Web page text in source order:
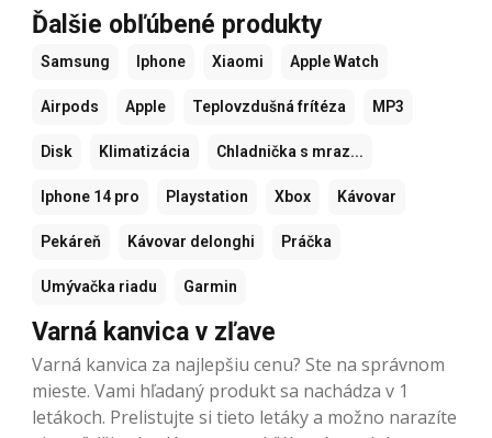
Ďalšie obľúbené produkty
Samsung Iphone Xiaomi Apple Watch
Airpods Apple Teplovzdušná frítéza MP3
Disk Klimatizácia Chladnička s mraz...
Iphone 14 pro Playstation Xbox Kávovar
Pekáreň Kávovar delonghi Práčka
Umývačka riadu Garmin
Varná kanvica v zľave
Varná kanvica za najlepšiu cenu? Ste na správnom
mieste. Vami hľadaný produkt sa nachádza v 1
letákoch. Prelistujte si tieto letáky a možno narazíte